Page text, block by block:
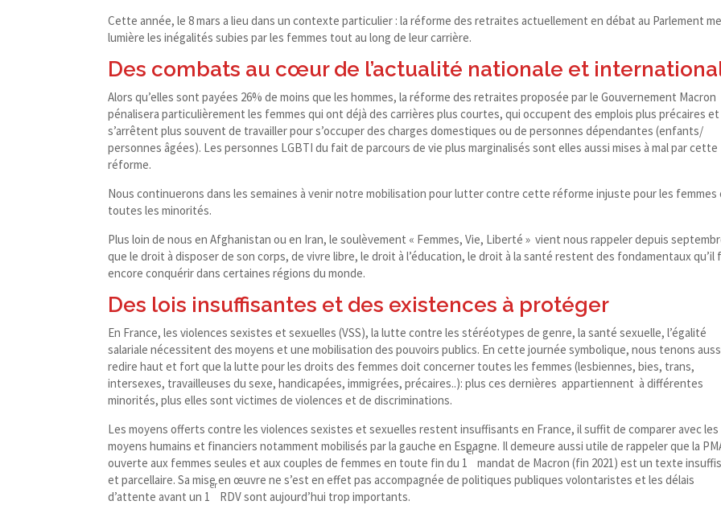
Cette année, le 8 mars a lieu dans un contexte particulier : la réforme des retraites actuellement en débat au Parlement
lumière les inégalités subies par les femmes tout au long de leur carrière.
Des combats au cœur de l’actualité nationale et
Alors qu’elles sont payées 26% de moins que les hommes, la réforme des retraites proposée par le Gouvernement Macron
pénalisera particulièrement les femmes qui ont déjà des carrières plus courtes, qui occupent des emplois plus précaires et
s’arrêtent plus souvent de travailler pour s’occuper des charges domestiques ou de personnes dépendantes (enfants/​
personnes âgées). Les personnes LGBTI du fait de parcours de vie plus marginalisés sont elles aussi mises à mal par cette
réforme.
Nous continuerons dans les semaines à venir notre mobilisation pour lutter contre cette réforme injuste pour les femmes
toutes les minorités.
Plus loin de nous en Afghanistan ou en Iran, le soulèvement « Femmes, Vie, Liberté » vient nous rappeler depuis
que le droit à disposer de son corps, de vivre libre, le droit à l’éducation, le droit à la santé restent des fondamentaux qu’il
encore conquérir dans certaines régions du monde.
Des lois insuffisantes et des existences à protéger
En France, les violences sexistes et sexuelles (VSS), la lutte contre les stéréotypes de genre, la santé sexuelle, l’égalité
salariale nécessitent des moyens et une mobilisation des pouvoirs publics. En cette journée symbolique, nous tenons
redire haut et fort que la lutte pour les droits des femmes doit concerner toutes les femmes (lesbiennes, bies, trans,
intersexes, travailleuses du sexe, handicapées, immigrées, précaires..): plus ces dernières appartiennent à différentes
minorités, plus elles sont victimes de violences et de discriminations.
Les moyens offerts contre les violences sexistes et sexuelles restent insuffisants en France, il suffit de comparer avec les
moyens humains et financiers notamment mobilisés par la gauche en Espagne. Il demeure aussi utile de rappeler que la
ouverte aux femmes seules et aux couples de femmes en toute fin du 1
er
mandat de Macron (fin 2021) est un texte
et parcellaire. Sa mise en œuvre ne s’est en effet pas accompagnée de politiques publiques volontaristes et les délais
d’attente avant un 1
er
RDV sont aujourd’hui trop importants.